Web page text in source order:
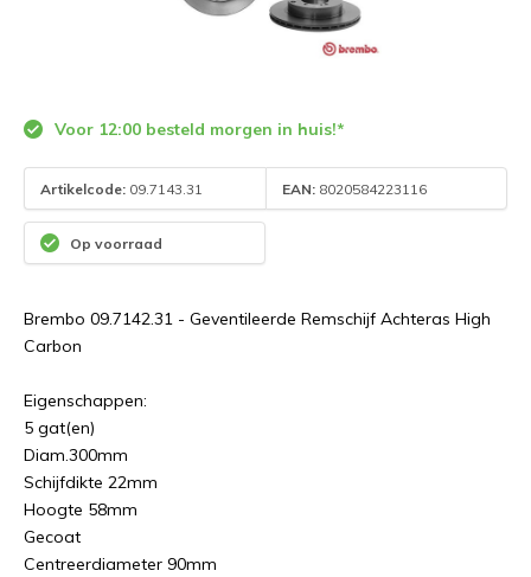
Voor 12:00 besteld morgen in huis!*
Artikelcode: 09.7143.31 EAN: 8020584223116
Op voorraad
Brembo 09.7142.31 - Geventileerde Remschijf Achteras High
Carbon
Eigenschappen:
5 gat(en)
Diam.300mm
Schijfdikte 22mm
Hoogte 58mm
Gecoat
Centreerdiameter 90mm